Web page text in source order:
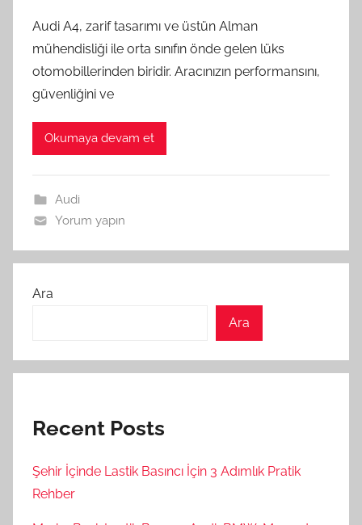
Audi A4, zarif tasarımı ve üstün Alman
mühendisliği ile orta sınıfın önde gelen lüks
otomobillerinden biridir. Aracınızın performansını,
güvenliğini ve
Okumaya devam et
Audi
Yorum yapın
Ara
Ara
Recent Posts
Şehir İçinde Lastik Basıncı İçin 3 Adımlık Pratik
Rehber